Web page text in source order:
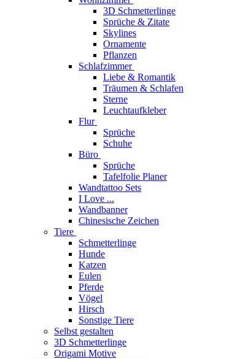
3D Schmetterlinge
Sprüche & Zitate
Skylines
Ornamente
Pflanzen
Schlafzimmer
Liebe & Romantik
Träumen & Schlafen
Sterne
Leuchtaufkleber
Flur
Sprüche
Schuhe
Büro
Sprüche
Tafelfolie Planer
Wandtattoo Sets
I Love ...
Wandbanner
Chinesische Zeichen
Tiere
Schmetterlinge
Hunde
Katzen
Eulen
Pferde
Vögel
Hirsch
Sonstige Tiere
Selbst gestalten
3D Schmetterlinge
Origami Motive